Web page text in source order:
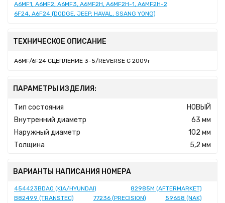
A6MF1, A6MF2, A6MF3, A6MF2H, A6MF2H-1, A6MF2H-2
6F24, A6F24 (DODGE, JEEP, HAVAL, SSANG YONG)
ТЕХНИЧЕСКОЕ ОПИСАНИЕ
A6MF/6F24 СЦЕПЛЕНИЕ 3-5/REVERSE C 2009г
ПАРАМЕТРЫ ИЗДЕЛИЯ:
Тип состояния
НОВЫЙ
Внутренний диаметр
63 мм
Наружный диаметр
102 мм
Толщина
5,2 мм
ВАРИАНТЫ НАПИСАНИЯ НОМЕРА
454423BDA0 (KIA/HYUNDAI)
82985M (AFTERMARKET)
B82499 (TRANSTEC)
77236 (PRECISION)
59658 (NAK)